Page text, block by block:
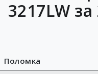
3217LW
Поломка